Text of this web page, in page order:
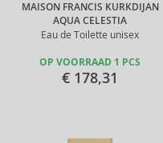
MAISON FRANCIS KURKDIJAN
AQUA CELESTIA
Eau de Toilette unisex
OP VOORRAAD 1 PCS
€ 178,31